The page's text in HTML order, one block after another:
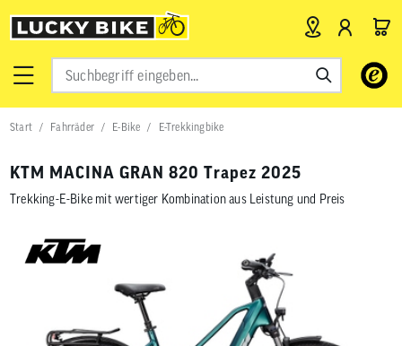
Verwende
Pfeile
nach
das
Start Fahrräder E-Bike E-Trekkingbike
KTM MACINA GRAN 820 Trapez 2025
Trekking-E-Bike mit wertiger Kombination aus Leistung und Preis